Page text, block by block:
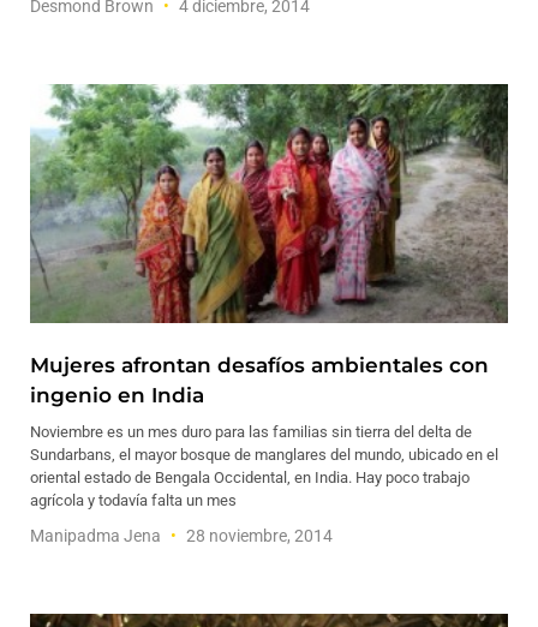
Desmond Brown 4 diciembre, 2014
Mujeres afrontan desafíos ambientales con
ingenio en India
Noviembre es un mes duro para las familias sin tierra del delta de
Sundarbans, el mayor bosque de manglares del mundo, ubicado en el
oriental estado de Bengala Occidental, en India. Hay poco trabajo
agrícola y todavía falta un mes
Manipadma Jena 28 noviembre, 2014